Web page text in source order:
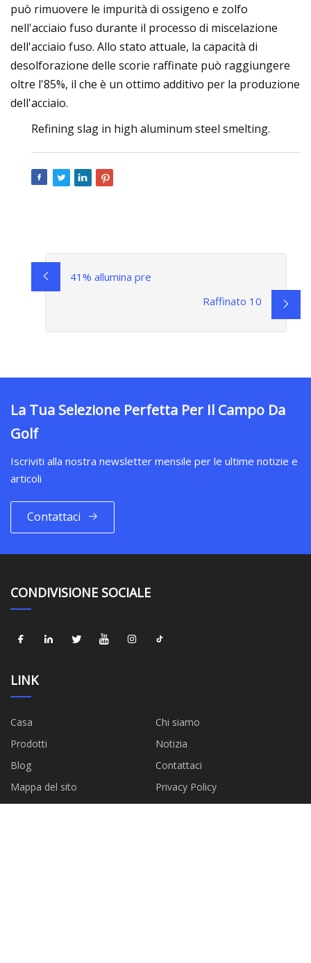
può rimuovere le impurità di ossigeno e zolfo
nell'acciaio fuso durante il processo di miscelazione
dell'acciaio fuso. Allo stato attuale, la capacità di
desolforazione delle scorie raffinate può raggiungere
oltre l'85%, il che è un ottimo additivo per la produzione
dell'acciaio.
Refining slag in high aluminum steel smelting.
41% allumina pre
Raffinato 10
La Tua Selezione Perfetta Per Il Campo Da
Golf
Iscriviti alla nostra newsletter mensile per le ultime notizie e
articoli
Contattaci
CONDIVISIONE SOCIALE
LINK
Casa
Chi siamo
Prodotti
Notizia
Blog
Contattaci
Mappa del sito
Privacy Policy